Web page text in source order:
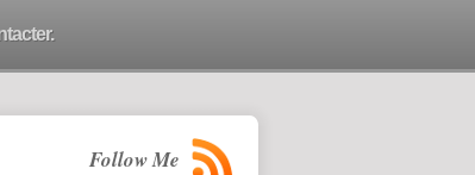
Follow Me